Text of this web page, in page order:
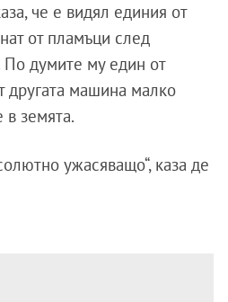
че е видял единия от
от пламъци след
По думите му един от
другата машина малко
в земята.
ужасяващо“, каза де